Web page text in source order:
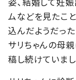
ムなどを見たこ
込んだようだった
サリちゃんの母
稿し続けていまし